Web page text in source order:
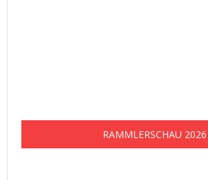
RAMMLERSCHAU 2026